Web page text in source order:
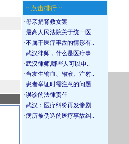
:: 点击排行 ::
·母亲捐肾救女案
·最高人民法院关于统一医..
·不属于医疗事故的情形有..
·武汉律师，什么是医疗事..
·武汉律师,哪些人可以申..
·当发生输血、输液、注射..
·患者举证时需注意的问题..
·误诊的法律责任
·武汉：医疗纠纷再发惨剧..
·病历被伪造的医疗事故纠..